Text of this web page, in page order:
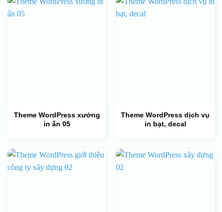
Theme WordPress xưởng
in ấn 05
Theme WordPress dịch vụ
in bạt, decal